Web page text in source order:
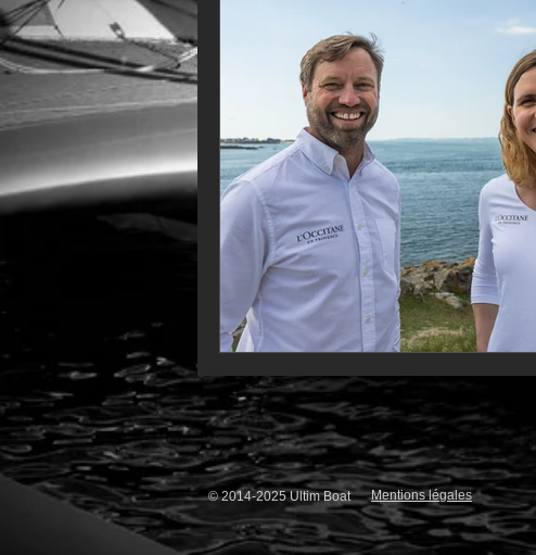
Class Rhum JMD54
F18 TF35 Business AC75
© 2014-2025 Ultim Boat Mentions légales